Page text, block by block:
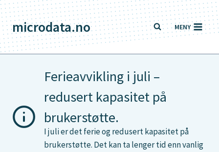
Skip
to
contentmicrodata.no MENY
Ferieavvikling i juli –
redusert kapasitet på
brukerstøtte.
I juli er det ferie og redusert kapasitet på
brukerstøtte. Det kan ta lenger tid enn vanlig